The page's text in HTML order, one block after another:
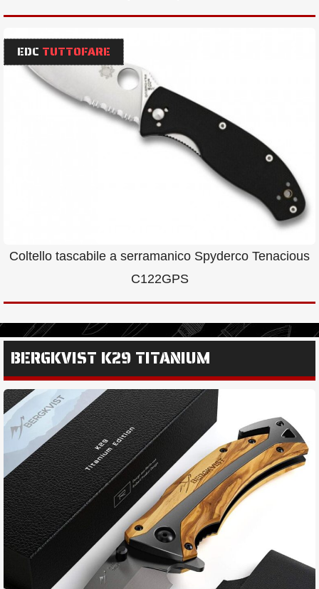
EDC TUTTOFARE
Coltello tascabile a serramanico Spyderco Tenacious
C122GPS
BERGKVIST K29 TITANIUM